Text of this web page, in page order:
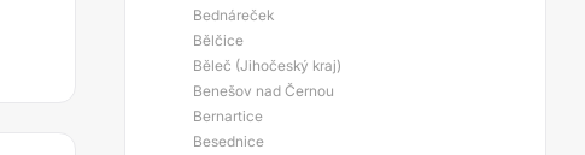
Bednáreček
Bělčice
Běleč (Jihočeský kraj)
Benešov nad Černou
Bernartice
Besednice